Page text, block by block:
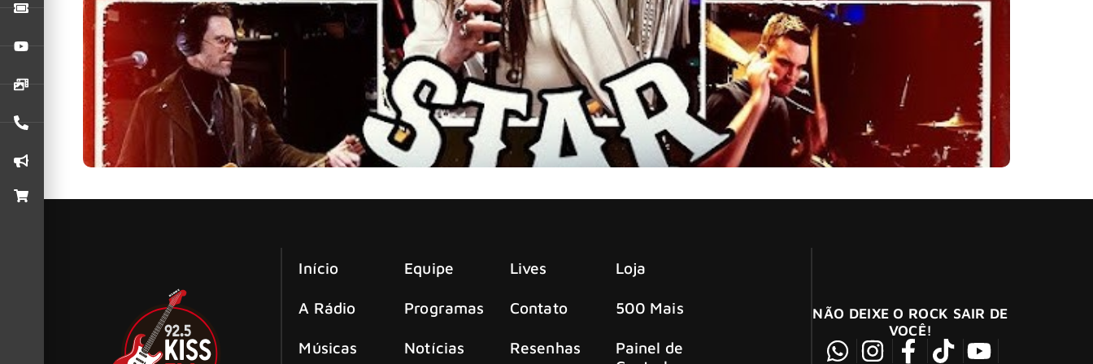
Início
A Rádio
Músicas
Equipe
Programas
Notícias
Lives
Contato
Resenhas
Loja
500 Mais
Painel de
NÃO DEIXE O ROCK SAIR DE
VOCÊ!